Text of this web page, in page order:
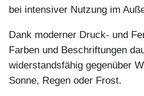
bei intensiver Nutzung im
Dank moderner Druck- und
Farben und Beschriftungen
widerstandsfähig gegenüber
Sonne, Regen oder Frost.